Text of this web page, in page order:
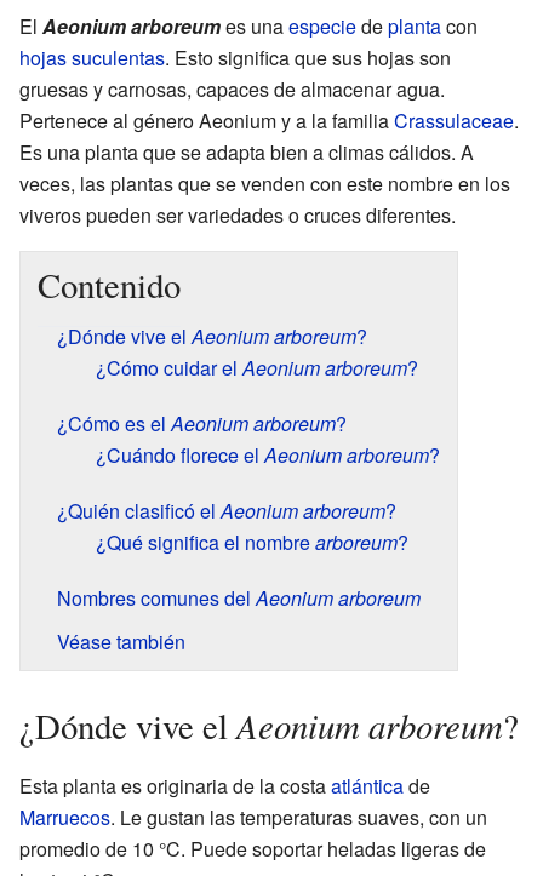
El Aeonium arboreumes unaespeciedeplantacon
hojassuculentas. Esto significa que sus hojas son
gruesas y carnosas, capaces de almacenar agua.
Pertenece al género Aeonium y a la familiaCrassulaceae.
Es una planta que se adapta bien a climas cálidos. A
veces, las plantas que se venden con este nombre en los
viveros pueden ser variedades o cruces diferentes.
Contenido
¿Dónde vive elAeonium arboreum?
¿Cómo cuidar elAeonium arboreum?
¿Cómo es elAeonium arboreum?
¿Cuándo florece elAeonium arboreum?
¿Quién clasificó elAeonium arboreum?
¿Qué significa el nombrearboreum?
Nombres comunes delAeonium arboreum
Véase también
¿Dónde vive elAeonium arboreum?
Esta planta es originaria de la costaatlánticade
Marruecos. Le gustan las temperaturas suaves, con un
promedio de 10 °C. Puede soportar heladas ligeras de